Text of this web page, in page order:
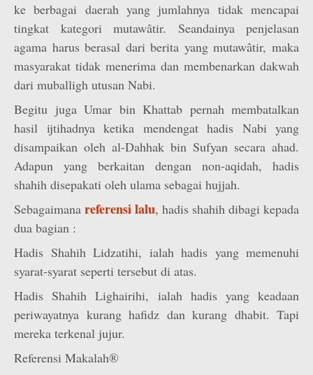
ke berbagai daerah yang jumlahnya tidak mencapai
tingkat kategori mutawâtir. Seandainya penjelasan
agama harus berasal dari berita yang mutawâtir, maka
masyarakat tidak menerima dan membenarkan dakwah
dari muballigh utusan Nabi.
Begitu juga Umar bin Khattab pernah membatalkan
hasil ijtihadnya ketika mendengat hadis Nabi yang
disampaikan oleh al-Dahhak bin Sufyan secara ahad.
Adapun yang berkaitan dengan non-aqidah, hadis
shahih disepakati oleh ulama sebagai hujjah.
Sebagaimana referensi lalu, hadis shahih dibagi kepada
dua bagian :
Hadis Shahih Lidzatihi, ialah hadis yang memenuhi
syarat-syarat seperti tersebut di atas.
Hadis Shahih Lighairihi, ialah hadis yang keadaan
periwayatnya kurang hafidz dan kurang dhabit. Tapi
mereka terkenal jujur.
Referensi Makalah®